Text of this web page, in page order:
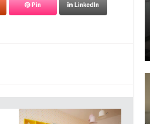
Pin LinkedIn